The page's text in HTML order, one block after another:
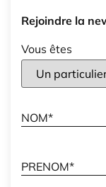
Rejoindre la
Vous êtes